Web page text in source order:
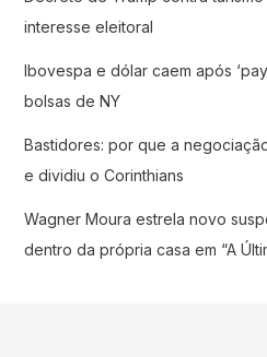
interesse eleitoral
Ibovespa e dólar caem após
bolsas de NY
Bastidores: por que a
e dividiu o Corinthians
Wagner Moura estrela novo
dentro da própria casa em “A